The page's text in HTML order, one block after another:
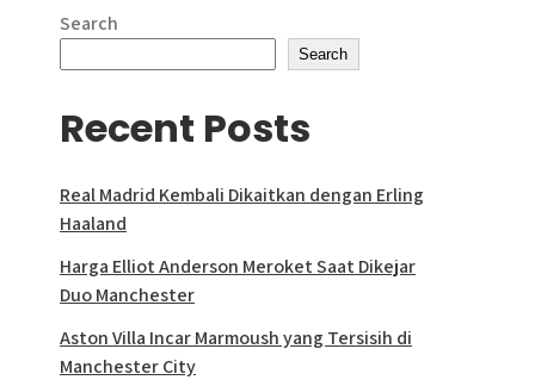
Search
Search
Recent Posts
Real Madrid Kembali Dikaitkan dengan Erling
Haaland
Harga Elliot Anderson Meroket Saat Dikejar
Duo Manchester
Aston Villa Incar Marmoush yang Tersisih di
Manchester City